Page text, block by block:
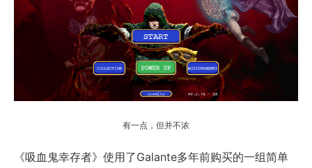
有一点，但并不浓
《吸血鬼幸存者》使用了Galante多年前购买的一组简单